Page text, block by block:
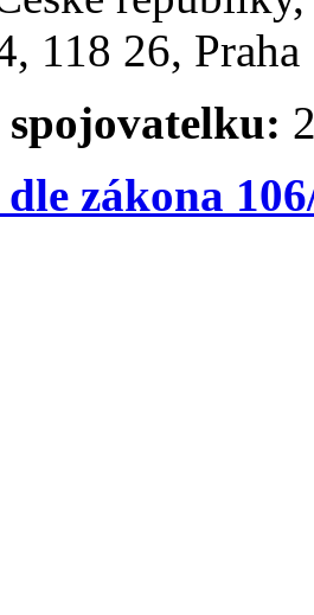
118 26,
spojovatelku:
zákona